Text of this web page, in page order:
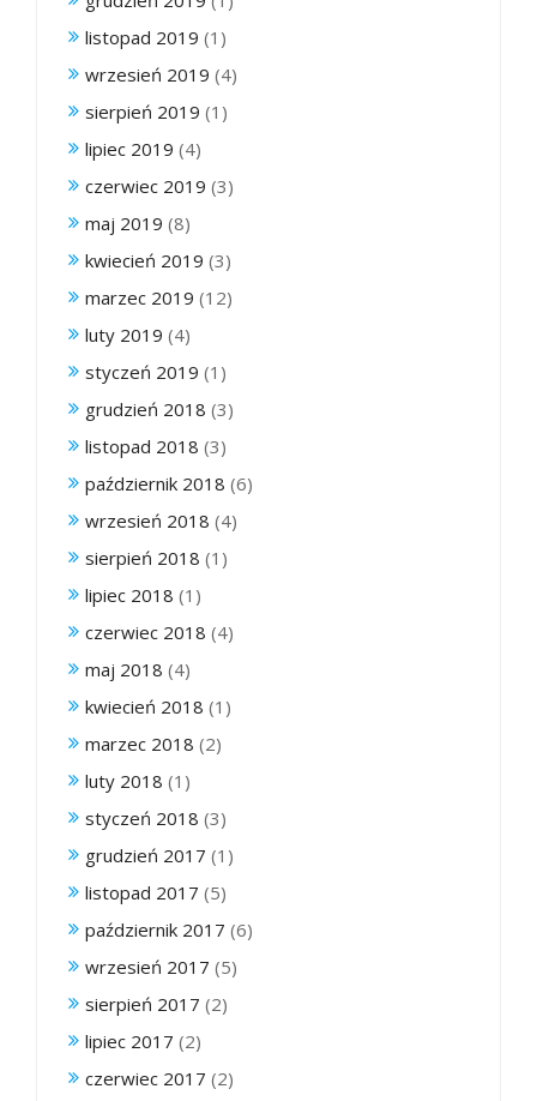
listopad 2019 (1)
wrzesień 2019 (4)
sierpień 2019 (1)
lipiec 2019 (4)
czerwiec 2019 (3)
maj 2019 (8)
kwiecień 2019 (3)
marzec 2019 (12)
luty 2019 (4)
styczeń 2019 (1)
grudzień 2018 (3)
listopad 2018 (3)
październik 2018 (6)
wrzesień 2018 (4)
sierpień 2018 (1)
lipiec 2018 (1)
czerwiec 2018 (4)
maj 2018 (4)
kwiecień 2018 (1)
marzec 2018 (2)
luty 2018 (1)
styczeń 2018 (3)
grudzień 2017 (1)
listopad 2017 (5)
październik 2017 (6)
wrzesień 2017 (5)
sierpień 2017 (2)
lipiec 2017 (2)
czerwiec 2017 (2)